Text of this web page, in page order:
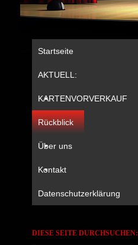
Startseite
AKTUELL:
KARTENVORVERKAUF
Rückblick
Über uns
Kontakt
Datenschutzerklärung
DIESE SEITE DURCHSUCHEN: